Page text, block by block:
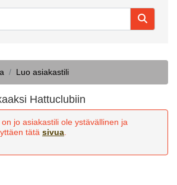
Luo asiakastili
Hattuclubiin
jo asiakastili ole ystävällinen ja
tätä sivua